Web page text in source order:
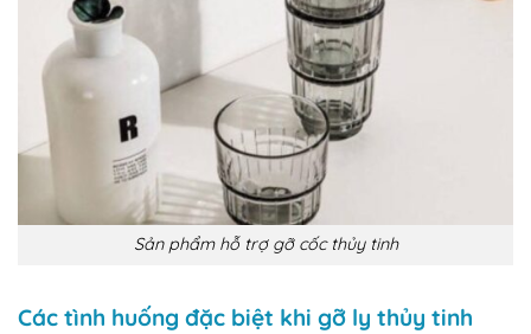
Sản phẩm hỗ trợ gỡ cốc thủy tinh
Các tình huống đặc biệt khi gỡ ly thủy tinh